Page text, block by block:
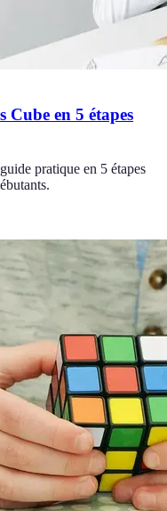
en 5 étapes
pratique en 5 étapes